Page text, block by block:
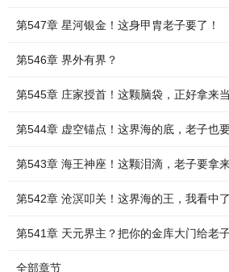
第547章 星河银金！这身甲胄老子要了！
第546章 界外有界？
第545章 庄家授首！这颗脑袋，正好拿来当
第544章 虚空锚点！这界海的底，老子也要
第543章 海王神座！这颗泪滴，老子要拿来
第542章 沧溟叩关！这界海的王，我看中了
第541章 天元界主？把你的金库大门给老子
全部章节